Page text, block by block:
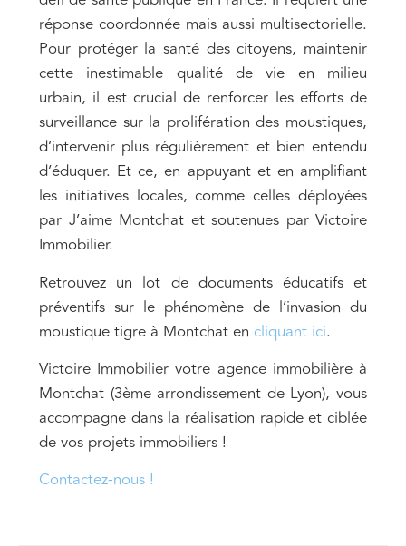
réponse coordonnée mais aussi multisectorielle.
Pour protéger la santé des citoyens, maintenir
cette inestimable qualité de vie en milieu
urbain, il est crucial de renforcer les efforts de
surveillance sur la prolifération des moustiques,
d’intervenir plus régulièrement et bien entendu
d’éduquer. Et ce, en appuyant et en amplifiant
les initiatives locales, comme celles déployées
par J’aime Montchat et soutenues par Victoire
Immobilier.
Retrouvez un lot de documents éducatifs et
préventifs sur le phénomène de l’invasion du
moustique tigre à Montchat en cliquant ici.
Victoire Immobilier votre agence immobilière à
Montchat (3ème arrondissement de Lyon), vous
accompagne dans la réalisation rapide et ciblée
de vos projets immobiliers !
Contactez-nous !